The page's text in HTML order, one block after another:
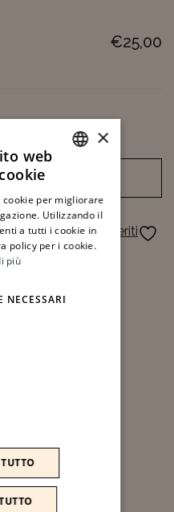
€25,00
quantità
Aggiungi ai preferiti
ENGLISH
×
web
cookie per migliorare
Utilizzando il
a tutti i cookie in
policy per i cookie.
più
NECESSARI